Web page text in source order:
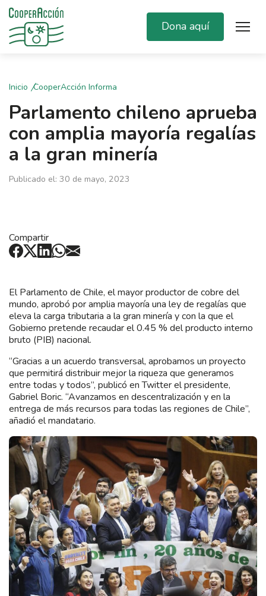
Dona aquí
Inicio CooperAcción Informa
Parlamento chileno aprueba
con amplia mayoría regalías
a la gran minería
Publicado el: 30 de mayo, 2023
Compartir
El Parlamento de Chile, el mayor productor de cobre del
mundo, aprobó por amplia mayoría una ley de regalías que
eleva la carga tributaria a la gran minería y con la que el
Gobierno pretende recaudar el 0.45 % del producto interno
bruto (PIB) nacional.
“Gracias a un acuerdo transversal, aprobamos un proyecto
que permitirá distribuir mejor la riqueza que generamos
entre todas y todos”, publicó en Twitter el presidente,
Gabriel Boric. “Avanzamos en descentralización y en la
entrega de más recursos para todas las regiones de Chile”,
añadió el mandatario.